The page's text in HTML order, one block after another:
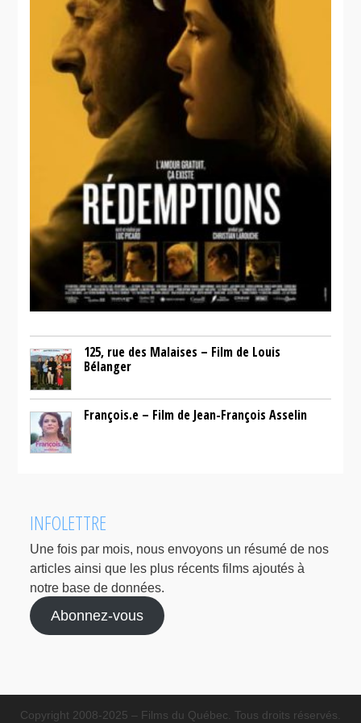
125, rue des Malaises – Film de Louis
Bélanger
François.e – Film de Jean-François Asselin
INFOLETTRE
Une fois par mois, nous envoyons un résumé de nos
articles ainsi que les plus récents films ajoutés à
notre base de données.
Abonnez-vous
Copyright 2008-2025 – Films du Québec. Tous droits réservés.